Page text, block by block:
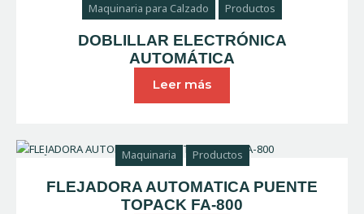
Maquinaria para Calzado
Productos
DOBLILLAR ELECTRÓNICA
AUTOMÁTICA
Leer más
Maquinaria Productos
FLEJADORA AUTOMATICA PUENTE
TOPACK FA-800